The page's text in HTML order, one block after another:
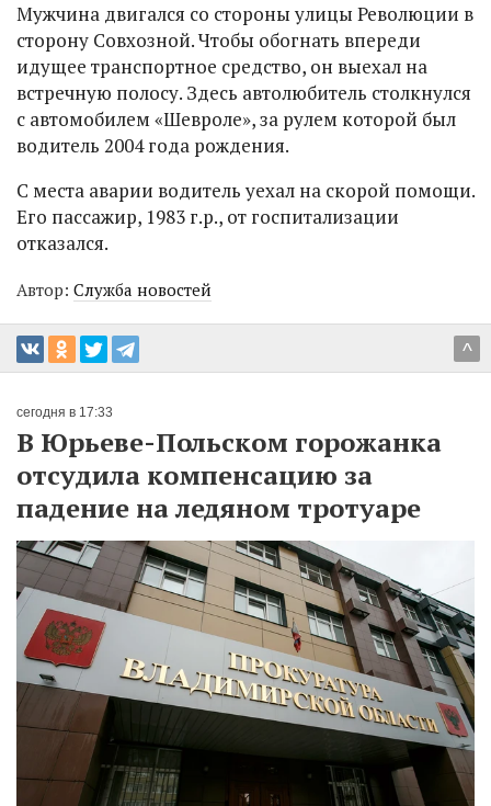
Мужчина двигался со стороны улицы Революции в
сторону Совхозной. Чтобы обогнать впереди
идущее транспортное средство, он выехал на
встречную полосу. Здесь автолюбитель столкнулся
с автомобилем «Шевроле», за рулем которой был
водитель 2004 года рождения.
С места аварии водитель уехал на скорой помощи.
Его пассажир, 1983 г.р., от госпитализации
отказался.
Автор: Служба новостей
^
сегодня в 17:33
В Юрьеве-Польском горожанка
отсудила компенсацию за
падение на ледяном тротуаре